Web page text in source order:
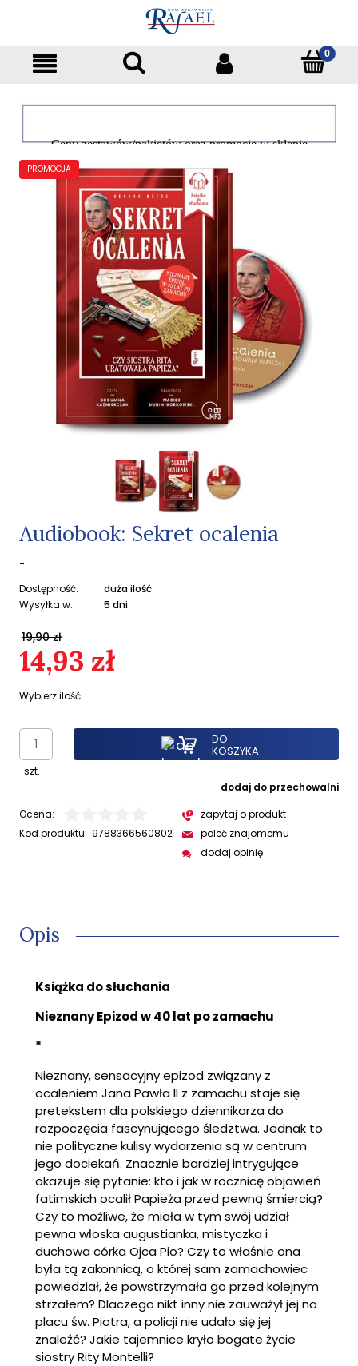
Ceny zestawów/pakietów oraz promocje w sklepie
dotyczą tylko klientów indywidualnych
PROMOCJA
Audiobook: Sekret ocalenia
-
Dostępność:
duża ilość
Wysyłka w:
5 dni
14,93 zł
Wybierz ilość:
19,90 zł
szt.
DO
KOSZYKA
dodaj do przechowalni
Ocena:
Kod produktu: 9788366560802
zapytaj o produkt
poleć znajomemu
dodaj opinię
Opis
Książka do słuchania
Nieznany Epizod w 40 lat po zamachu
*
Nieznany, sensacyjny epizod związany z
ocaleniem Jana Pawła II z zamachu staje się
pretekstem dla polskiego dziennikarza do
rozpoczęcia fascynującego śledztwa. Jednak to
nie polityczne kulisy wydarzenia są w centrum
jego dociekań. Znacznie bardziej intrygujące
okazuje się pytanie: kto i jak w rocznicę objawień
fatimskich ocalił Papieża przed pewną śmiercią?
Czy to możliwe, że miała w tym swój udział
pewna włoska augustianka, mistyczka i
duchowa córka Ojca Pio? Czy to właśnie ona
była tą zakonnicą, o której sam zamachowiec
powiedział, że powstrzymała go przed kolejnym
strzałem? Dlaczego nikt inny nie zauważył jej na
placu św. Piotra, a policji nie udało się jej
znaleźć? Jakie tajemnice kryło bogate życie
siostry Rity Montelli?